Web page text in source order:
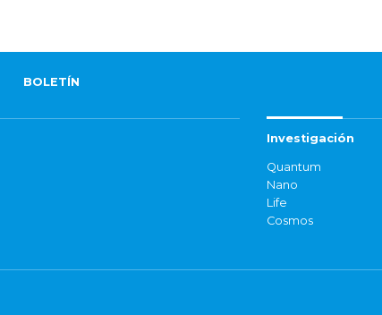
BOLETÍN
Investigación
Quantum
Nano
Life
Cosmos